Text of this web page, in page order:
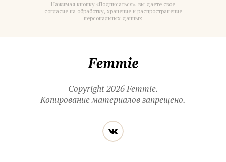
Нажимая кнопку «Подписаться», вы даете свое
согласие на обработку, хранение и распространение
персональных данных
Copyright 2026 Femmie.
Копирование материалов запрещено.
Читайте
нас
в социальных